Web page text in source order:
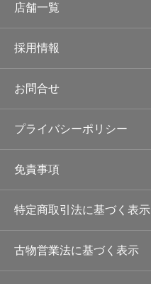
店舗一覧
採用情報
お問合せ
プライバシーポリシー
免責事項
特定商取引法に基づく表示
古物営業法に基づく表示